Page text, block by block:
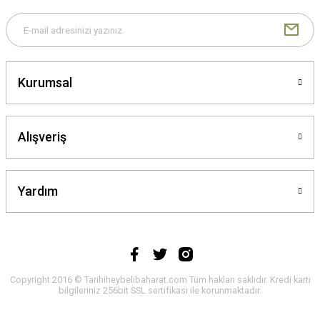
Kurumsal
Alışveriş
Yardım
Copyright 2016 © Tarihiheybelibaharat.com Tüm hakları saklıdır. Kredi kartı
bilgileriniz 256bit SSL sertifikası ile korunmaktadır.